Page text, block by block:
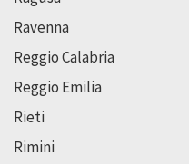
Ravenna
Reggio Calabria
Reggio Emilia
Rieti
Rimini